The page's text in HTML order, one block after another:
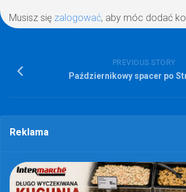
Musisz się zalogować, aby móc dodać
PREVIOUS STORY
Październikowy spacer po
Reklama